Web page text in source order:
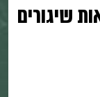
שיגורים